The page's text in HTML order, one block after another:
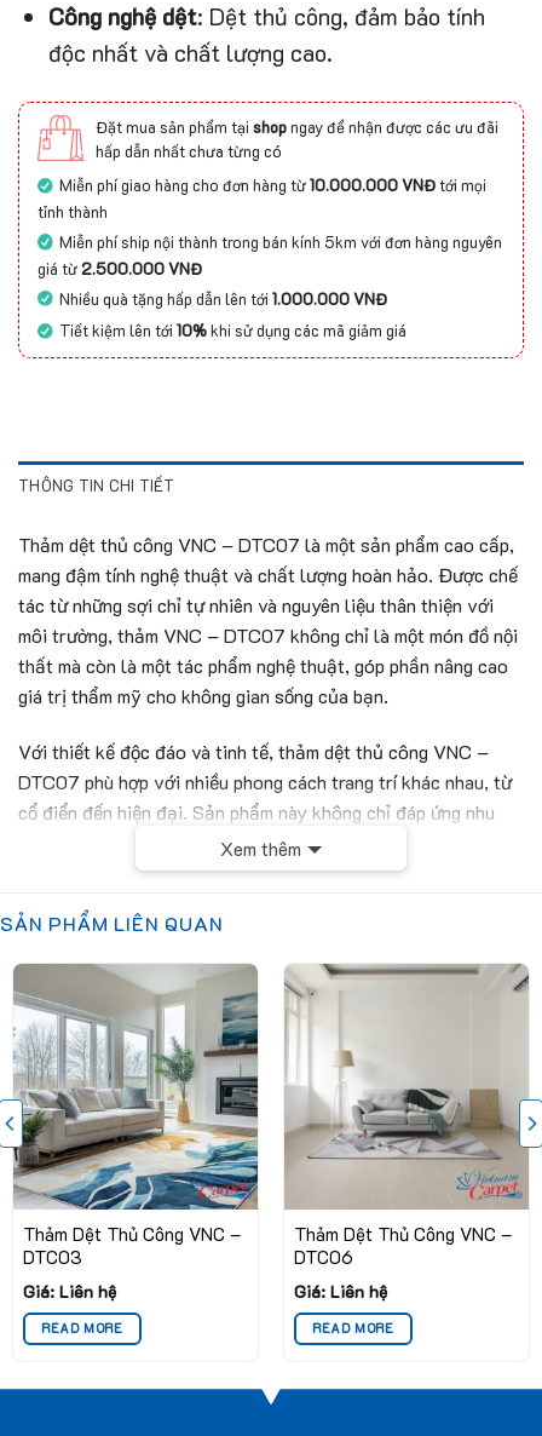
Công nghệ dệt: Dệt thủ công, đảm bảo tính
độc nhất và chất lượng cao.
Đặt mua sản phẩm tại shopngay để nhận được các ưu đãi
hấp dẫn nhất chưa từng có
Miễn phí giao hàng cho đơn hàng từ10.000.000 VNĐtới mọi
tỉnh thành
Miễn phí ship nội thành trong bán kính 5km với đơn hàng nguyên
giá từ2.500.000 VNĐ
Nhiều quà tặng hấp dẫn lên tới1.000.000 VNĐ
Tiết kiệm lên tới10%khi sử dụng các mã giảm giá
THÔNG TIN CHI TIẾT
Thảm dệt thủ công VNC – DTC07 là một sản phẩm cao cấp,
mang đậm tính nghệ thuật và chất lượng hoàn hảo. Được chế
tác từ những sợi chỉ tự nhiên và nguyên liệu thân thiện với
môi trường, thảm VNC – DTC07 không chỉ là một món đồ nội
thất mà còn là một tác phẩm nghệ thuật, góp phần nâng cao
giá trị thẩm mỹ cho không gian sống của bạn.
Với thiết kế độc đáo và tinh tế, thảm dệt thủ công VNC –
DTC07 phù hợp với nhiều phong cách trang trí khác nhau, từ
cổ điển đến hiện đại. Sản phẩm này không chỉ đáp ứng nhu
cầu sử dụng mà còn tạo ra một không gian ấm cúng và sang
trọng cho bất kỳ ngôi nhà nào.
Xem thêm
SẢN PHẨM LIÊN QUAN
Thảm Dệt Thủ Công VNC –
DTC03
Giá: Liên hệ
READ MORE
Thảm Dệt Thủ Công VNC –
DTC06
Giá: Liên hệ
READ MORE